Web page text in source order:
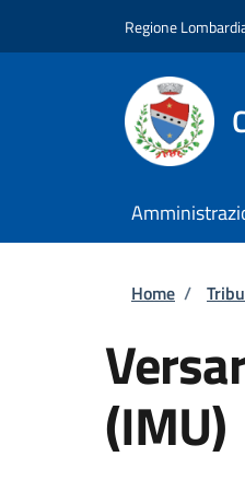
Regione
Home /
(IMU)